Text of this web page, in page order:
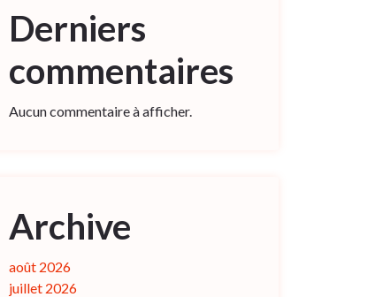
Derniers
commentaires
Aucun commentaire à afficher.
Archive
août 2026
juillet 2026